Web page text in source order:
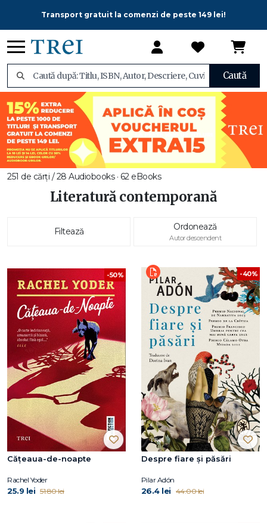
Transport gratuit la comenzi de peste 149 lei!
Caută
251 de cărți / 28 Audiobooks · 62 eBooks
Literatură contemporană
Filtează Ordonează
Autor descendent
-50%
Cățeaua-de-noapte
Rachel Yoder
25.9 lei 51.80 lei
-40%
Despre fiare și păsări
Pilar Adón
26.4 lei 44.00 lei